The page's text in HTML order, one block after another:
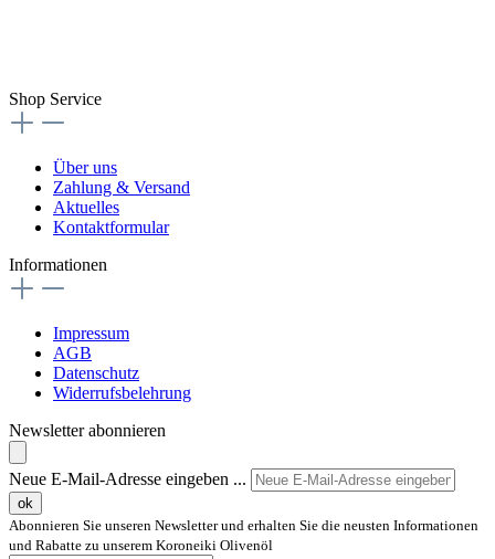
Shop Service
Über uns
Zahlung & Versand
Aktuelles
Kontaktformular
Informationen
Impressum
AGB
Datenschutz
Widerrufsbelehrung
Newsletter abonnieren
Neue E-Mail-Adresse eingeben ...
ok
Abonnieren Sie unseren Newsletter und erhalten Sie die neusten Informationen
und Rabatte zu unserem Koroneiki Olivenöl